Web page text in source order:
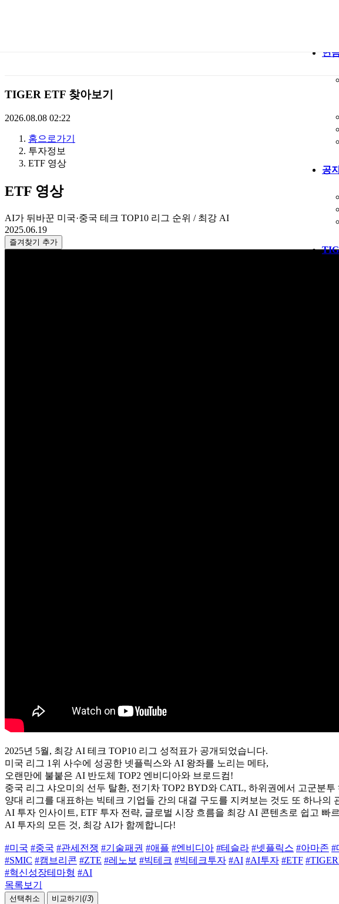
에
셋
TIGERETF
연
공
TIGER ETF 찾아보기
2026.08.08 02:22
홈으로가기
투자정보
ETF 영상
ETF 영상
AI가 뒤바꾼 미국·중국 테크 TOP10 리그 순위 / 최강 AI
2025.06.19
즐겨찾기 추가
2025년 5월, 최강 AI 테크 TOP10 리그 성적표가 공개되었습니다.
미국 리그 1위 사수에 성공한 넷플릭스와 AI 왕좌를 노리는 메타,
오랜만에 불붙은 AI 반도체 TOP2 엔비디아와 브로드컴!
중국 리그 샤오미의 선두 탈환, 전기차 TOP2 BYD와 CATL, 하위권에서 고군분
양대 리그를 대표하는 빅테크 기업들 간의 대결 구도를 지켜보는 것도 또 하나의
AI 투자 인사이트, ETF 투자 전략, 글로벌 시장 흐름을 최강 AI 콘텐츠로 쉽고 빠
AI 투자의 모든 것, 최강 AI가 함께합니다!
#미국 #중국 #관세전쟁 #기술패권 #애플 #엔비디아 #테슬라 #넷플릭스 #아마존 #
#SMIC #캠브리콘 #ZTE #레노보 #빅테크 #빅테크투자 #AI #AI투자 #ETF
#혁신성장테마형 #AI
목록보기
선택취소 비교하기(/3)